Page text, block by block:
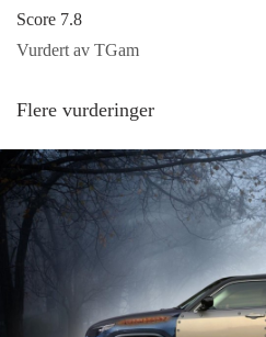
Score 7.8
Vurdert av TGam
Flere vurderinger